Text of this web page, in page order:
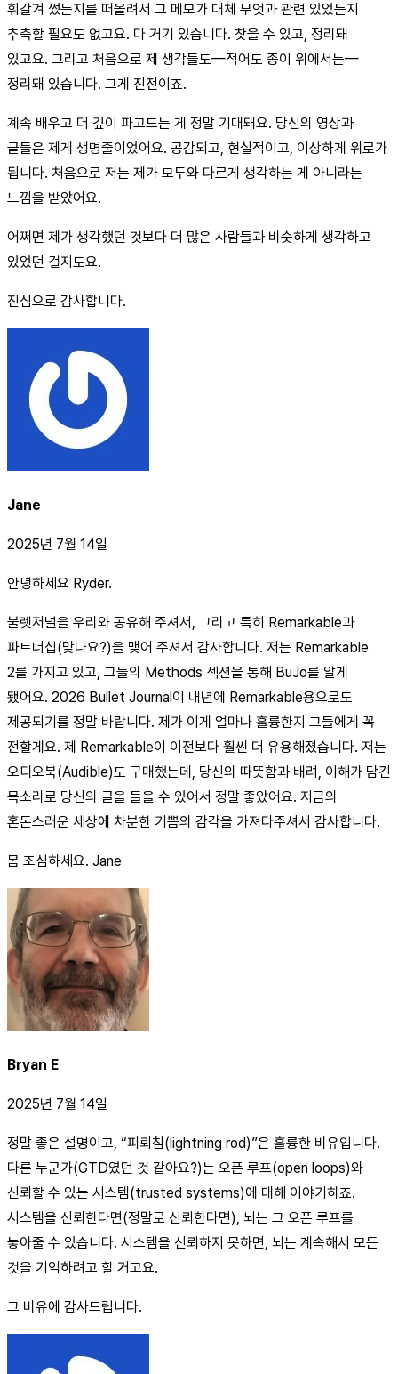
휘갈겨 썼는지를 떠올려서 그 메모가 대체 무엇과 관련 있었는지
추측할 필요도 없고요. 다 거기 있습니다. 찾을 수 있고, 정리돼
있고요. 그리고 처음으로 제 생각들도—적어도 종이 위에서는—
정리돼 있습니다. 그게 진전이죠.
계속 배우고 더 깊이 파고드는 게 정말 기대돼요. 당신의 영상과
글들은 제게 생명줄이었어요. 공감되고, 현실적이고, 이상하게 위로가
됩니다. 처음으로 저는 제가 모두와 다르게 생각하는 게 아니라는
느낌을 받았어요.
어쩌면 제가 생각했던 것보다 더 많은 사람들과 비슷하게 생각하고
있었던 걸지도요.
진심으로 감사합니다.
Jane
2025년 7월 14일
안녕하세요 Ryder.
불렛저널을 우리와 공유해 주셔서, 그리고 특히 Remarkable과
파트너십(맞나요?)을 맺어 주셔서 감사합니다. 저는 Remarkable
2를 가지고 있고, 그들의 Methods 섹션을 통해 BuJo를 알게
됐어요. 2026 Bullet Journal이 내년에 Remarkable용으로도
제공되기를 정말 바랍니다. 제가 이게 얼마나 훌륭한지 그들에게 꼭
전할게요. 제 Remarkable이 이전보다 훨씬 더 유용해졌습니다. 저는
오디오북(Audible)도 구매했는데, 당신의 따뜻함과 배려, 이해가 담긴
목소리로 당신의 글을 들을 수 있어서 정말 좋았어요. 지금의
혼돈스러운 세상에 차분한 기쁨의 감각을 가져다주셔서 감사합니다.
몸 조심하세요. Jane
Bryan E
2025년 7월 14일
정말 좋은 설명이고, “피뢰침(lightning rod)”은 훌륭한 비유입니다.
다른 누군가(GTD였던 것 같아요?)는 오픈 루프(open loops)와
신뢰할 수 있는 시스템(trusted systems)에 대해 이야기하죠.
시스템을 신뢰한다면(정말로 신뢰한다면), 뇌는 그 오픈 루프를
놓아줄 수 있습니다. 시스템을 신뢰하지 못하면, 뇌는 계속해서 모든
것을 기억하려고 할 거고요.
그 비유에 감사드립니다.